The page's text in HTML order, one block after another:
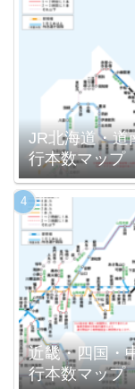
JR北海道・道
行本数マップ
近畿・四国・
行本数マップ